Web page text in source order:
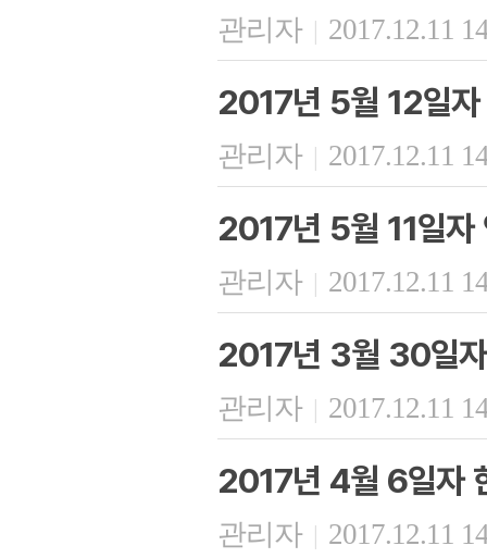
관리자 | 2017.12.11
2017년 5월 12일자
관리자 | 2017.12.11
2017년 5월 11일자
관리자 | 2017.12.11
2017년 3월 30일
관리자 | 2017.12.11
2017년 4월 6일자
관리자 | 2017.12.11